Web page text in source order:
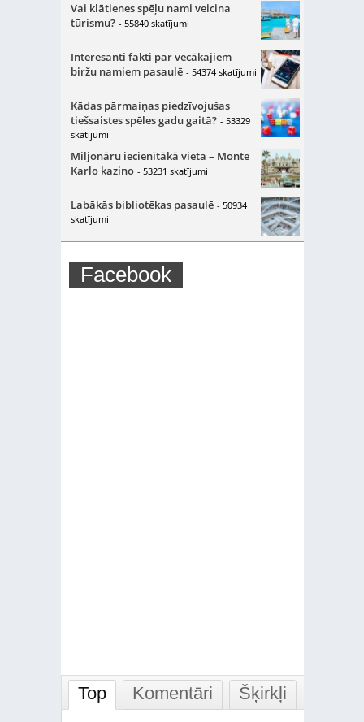
Vai klātienes spēļu nami veicina
tūrismu? - 55840 skatījumi
Interesanti fakti par vecākajiem
biržu namiem pasaulē - 54374 skatījumi
Kādas pārmaiņas piedzīvojušas
tiešsaistes spēles gadu gaitā? - 53329
skatījumi
Miljonāru iecienītākā vieta – Monte
Karlo kazino - 53231 skatījumi
Labākās bibliotēkas pasaulē - 50934
skatījumi
Facebook
Top Komentāri Šķirkļi